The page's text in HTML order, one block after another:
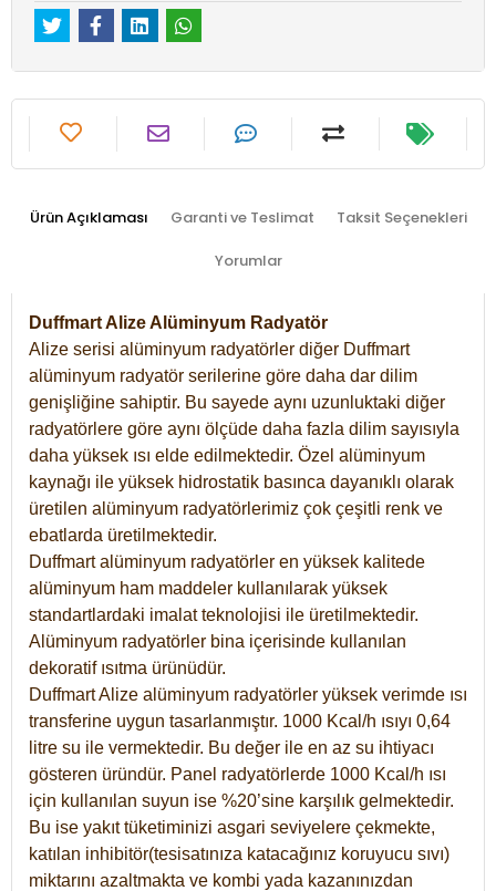
Ürün Açıklaması Garanti ve Teslimat Taksit Seçenekleri
Yorumlar
Duffmart Alize Alüminyum Radyatör
Alize serisi alüminyum radyatörler diğer Duffmart
alüminyum radyatör serilerine göre daha dar dilim
genişliğine sahiptir. Bu sayede aynı uzunluktaki diğer
radyatörlere göre aynı ölçüde daha fazla dilim sayısıyla
daha yüksek ısı elde edilmektedir. Özel alüminyum
kaynağı ile yüksek hidrostatik basınca dayanıklı olarak
üretilen alüminyum radyatörlerimiz çok çeşitli renk ve
ebatlarda üretilmektedir.
Duffmart alüminyum radyatörler en yüksek kalitede
alüminyum ham maddeler kullanılarak yüksek
standartlardaki imalat teknolojisi ile üretilmektedir.
Alüminyum radyatörler bina içerisinde kullanılan
dekoratif ısıtma ürünüdür.
Duffmart Alize alüminyum radyatörler yüksek verimde ısı
transferine uygun tasarlanmıştır. 1000 Kcal/h ısıyı 0,64
litre su ile vermektedir. Bu değer ile en az su ihtiyacı
gösteren üründür. Panel radyatörlerde 1000 Kcal/h ısı
için kullanılan suyun ise %20’sine karşılık gelmektedir.
Bu ise yakıt tüketiminizi asgari seviyelere çekmekte,
katılan inhibitör(tesisatınıza katacağınız koruyucu sıvı)
miktarını azaltmakta ve kombi yada kazanınızdan